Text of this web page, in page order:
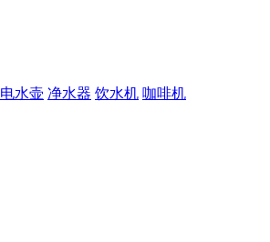
电水壶 净水器 饮水机 咖啡机